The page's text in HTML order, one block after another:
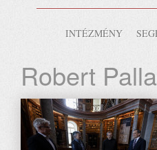
INTÉZMÉNY
Robert